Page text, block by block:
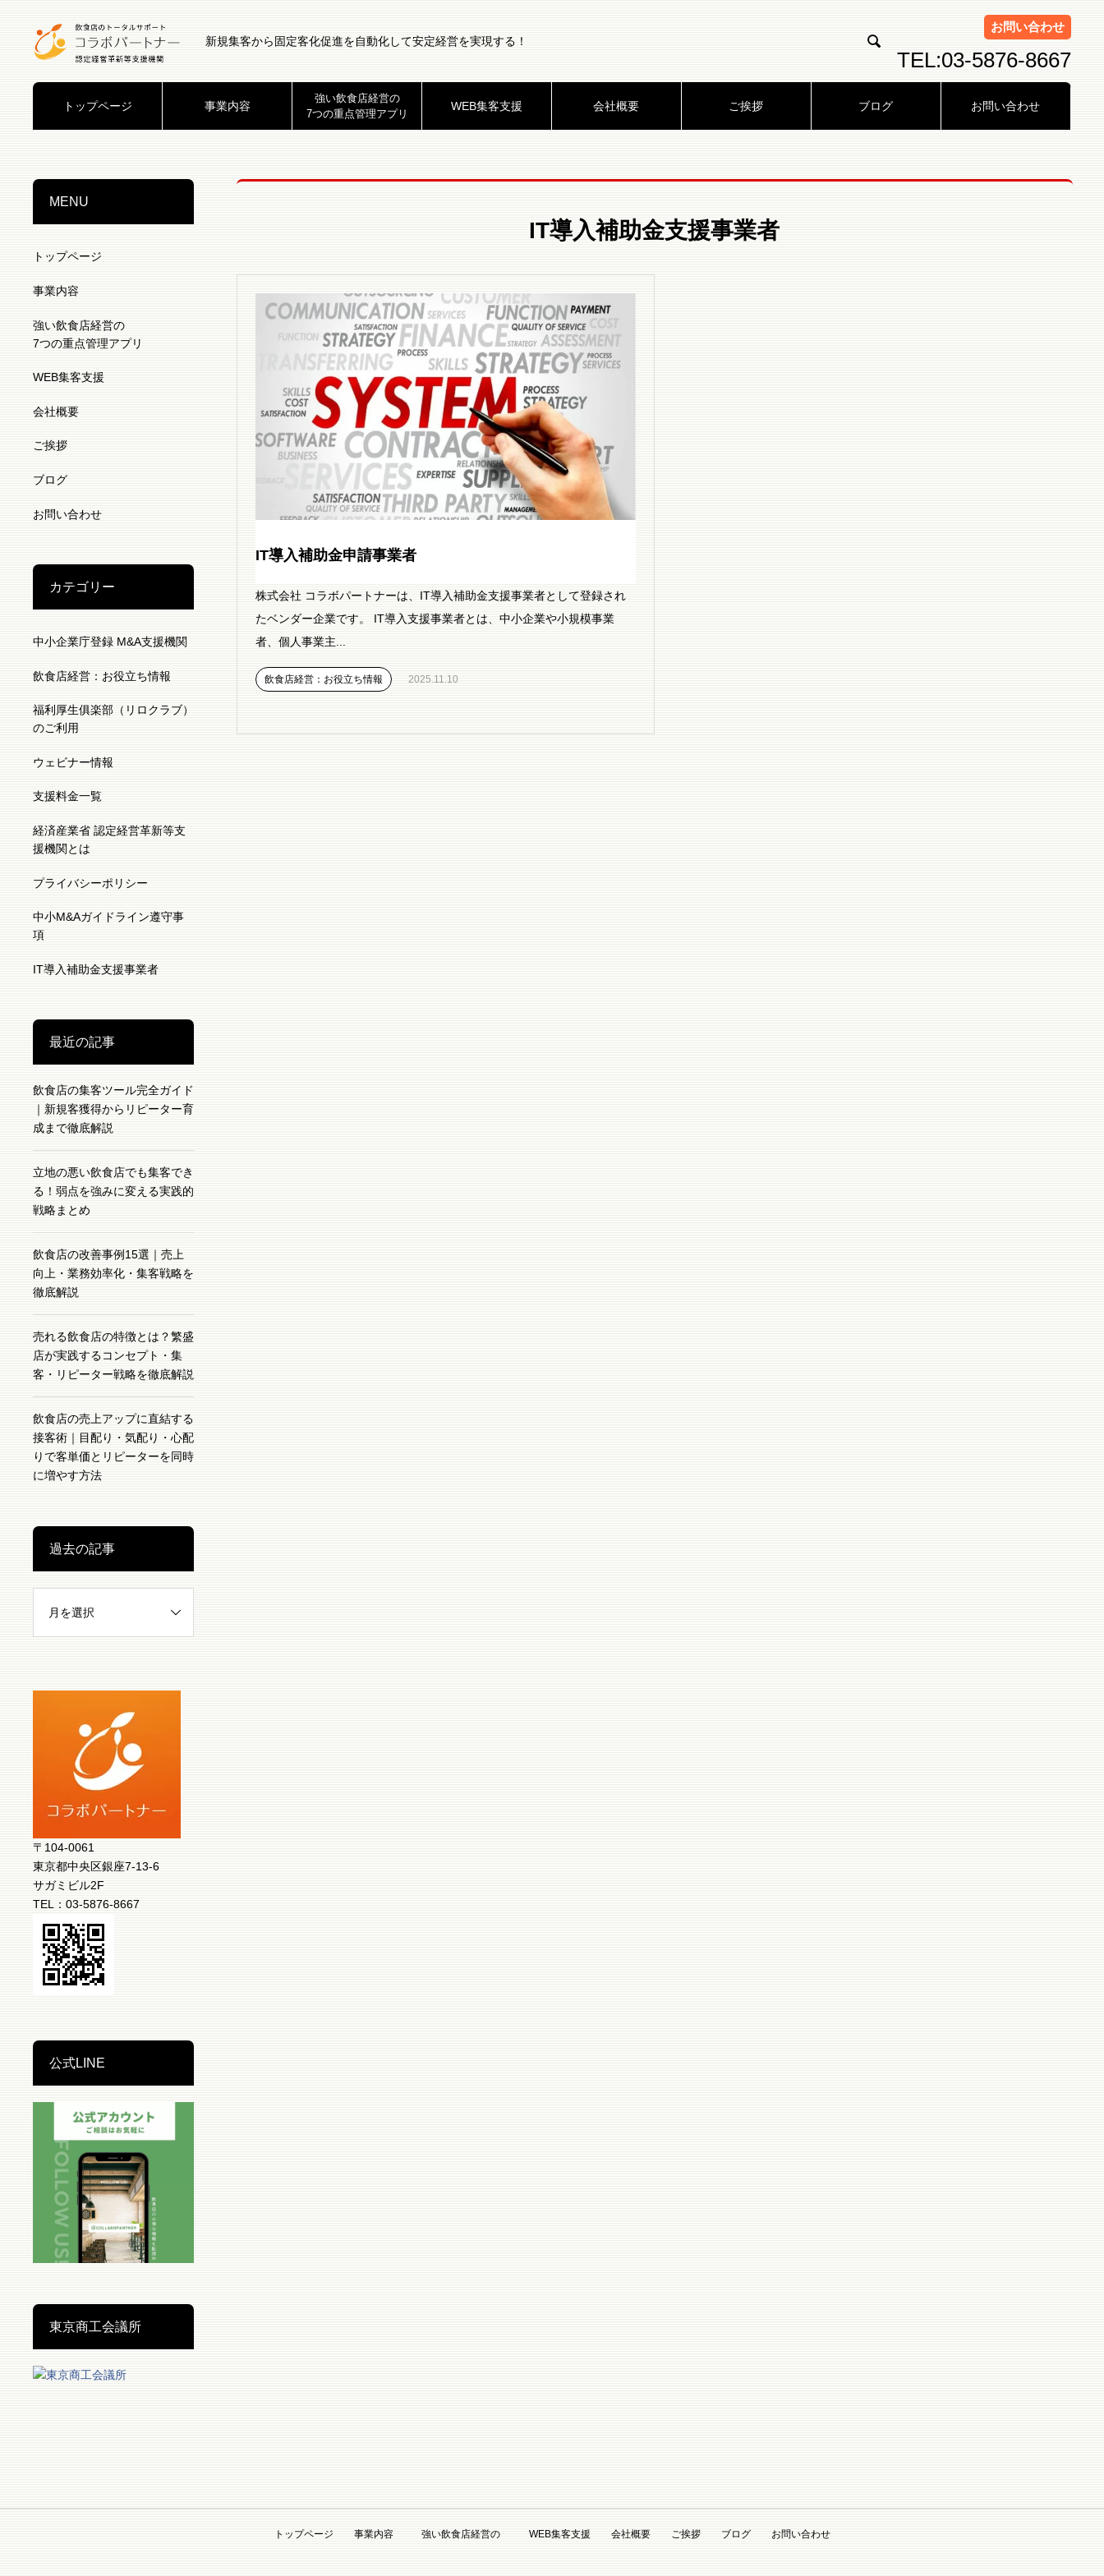
新規集客から固定客化促進を自動化して安定経営を実現する！ 
TEL:03-5876-8667
お問い合わせ
トップページ 事業内容
強い飲食店経営の
7つの重点管理アプリ
WEB集客支援 会社概要 ご挨拶 ブログ お問い合わせ
IT導入補助金支援事業者
IT導入補助金申請事業者
株式会社 コラボパートナーは、IT導入補助金支援事業者として登録され
たベンダー企業です。 IT導入支援事業者とは、中小企業や小規模事業
者、個人事業主...
飲食店経営：お役立ち情報 2025.11.10
MENU
トップページ
事業内容
強い飲食店経営の
7つの重点管理アプリ
WEB集客支援
会社概要
ご挨拶
ブログ
お問い合わせ
カテゴリー
中小企業庁登録 M&A支援機関
飲食店経営：お役立ち情報
福利厚生俱楽部（リロクラブ）
のご利用
ウェビナー情報
支援料金一覧
経済産業省 認定経営革新等支
援機関とは
プライバシーポリシー
中小M&Aガイドライン遵守事
項
IT導入補助金支援事業者
最近の記事
飲食店の集客ツール完全ガイド
｜新規客獲得からリピーター育
成まで徹底解説
立地の悪い飲食店でも集客でき
る！弱点を強みに変える実践的
戦略まとめ
飲食店の改善事例15選｜売上
向上・業務効率化・集客戦略を
徹底解説
売れる飲食店の特徴とは？繁盛
店が実践するコンセプト・集
客・リピーター戦略を徹底解説
飲食店の売上アップに直結する
接客術｜目配り・気配り・心配
りで客単価とリピーターを同時
に増やす方法
過去の記事
〒104-0061
東京都中央区銀座7-13-6
サガミビル2F
TEL：03-5876-8667
公式LINE
東京商工会議所
トップページ 事業内容 強い飲食店経営の WEB集客支援 会社概要 ご挨拶 ブログ お問い合わせ